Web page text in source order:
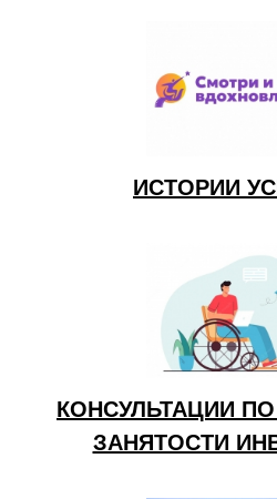
ИСТОРИИ
КОНСУЛЬТАЦИИ
ЗАНЯТОСТИ